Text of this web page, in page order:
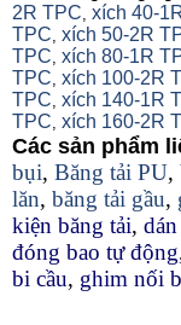
2R TPC, xích 40-
TPC, xích 50-2R
TPC, xích 80-1R
TPC, xích 100-2R
TPC, xích 140-1R
TPC, xích 160-2R
Các sản phẩm
bụi, Băng tải PU,
lăn, băng tải gầu,
kiện băng tải,
đóng bao tự động
bi cầu, ghim nối